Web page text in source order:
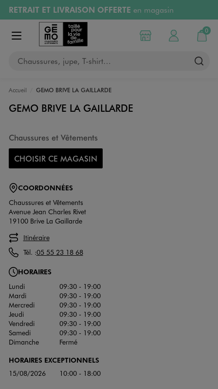
Aller au contenu principal
Aller à la navigation
RETRAIT ET LIVRAISON OFFERTE en magasin
Retours OFFERTSpendant 30 jours
PAYEZ EN 3x SANS FRAIS
RÉSERVATION GRATUITE
Afficher le menu
Chaussures, jupe, T-shirt…
Choisir mon magasin
Mon compte
0
Mon
Accueil GEMO BRIVE LA GAILLARDE
GEMO BRIVE LA GAILLARDE
Chaussures et Vêtements
CHOISIR CE MAGASIN
COORDONNÉES
Chaussures et Vêtements
Avenue Jean Charles Rivet
19100 Brive La Gaillarde
Itinéraire
Tél. :05 55 23 18 68
HORAIRES
Lundi
09:30 - 19:00
Mardi
09:30 - 19:00
Mercredi
09:30 - 19:00
Jeudi
09:30 - 19:00
Vendredi
09:30 - 19:00
Samedi
09:30 - 19:00
Dimanche
Fermé
HORAIRES EXCEPTIONNELS
15/08/2026 10:00 - 18:00